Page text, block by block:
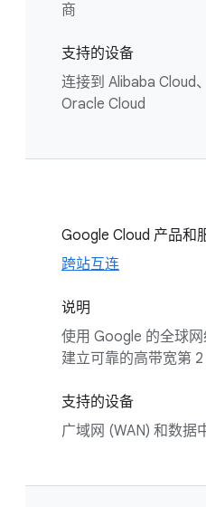
商
支持的设备
连接到 Alibaba Cloud
Oracle Cloud
Google Cloud 产品和
跨站互连
说明
使用 Google 的全球
建立可靠的高带宽第
支持的设备
广域网 (WAN) 和数据